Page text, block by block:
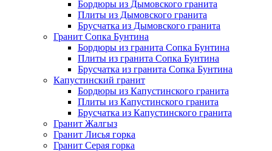
Бордюры из Дымовского гранита
Плиты из Дымовского гранита
Брусчатка из Дымовского гранита
Гранит Сопка Бунтина
Бордюры из гранита Сопка Бунтина
Плиты из гранита Сопка Бунтина
Брусчатка из гранита Сопка Бунтина
Капустинский гранит
Бордюры из Капустинского гранита
Плиты из Капустинского гранита
Брусчатка из Капустинского гранита
Гранит Жалгыз
Гранит Лисья горка
Гранит Серая горка